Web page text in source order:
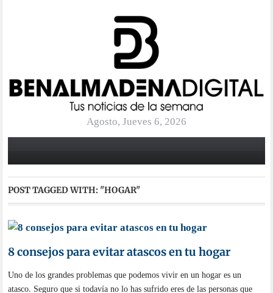
Agosto, Jueves 6, 2026
POST TAGGED WITH: "HOGAR"
8 consejos para evitar atascos en tu hogar
Uno de los grandes problemas que podemos vivir en un hogar es un
atasco. Seguro que si todavía no lo has sufrido eres de las personas que